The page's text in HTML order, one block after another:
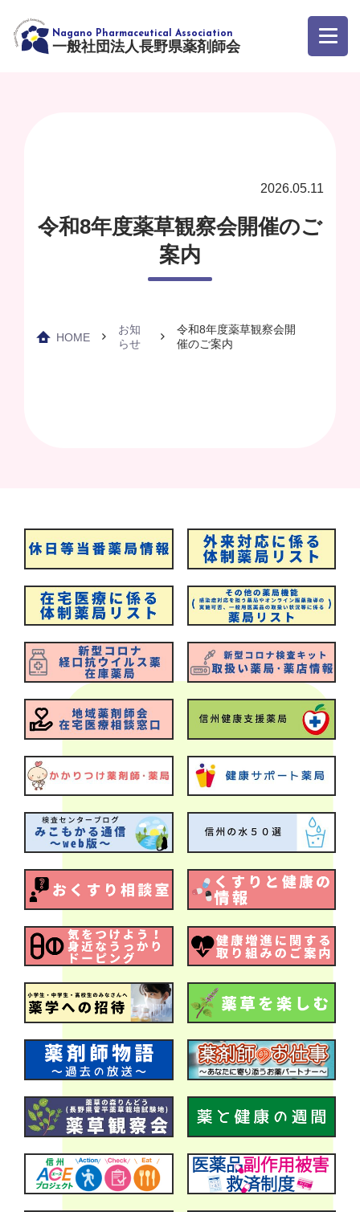
一般社団法人長野県薬剤師会
2026.05.11
令和8年度薬草観察会開催のご
案内
HOME
お知
らせ
令和8年度薬草観察会開
催のご案内